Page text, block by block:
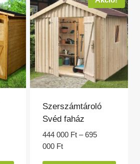
A
változatok
a
termékoldalon
választhatók
ki
Szerszámtároló
Svéd faház
444 000 Ft – 695
000 FtÁrtartomány: